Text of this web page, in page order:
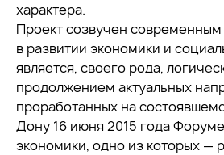
характера.
Проект созвучен
в развитии экономики и
является, своего рода,
продолжением актуальных
проработанных на
Дону 16 июня 2015 года
экономики, одно из которых —